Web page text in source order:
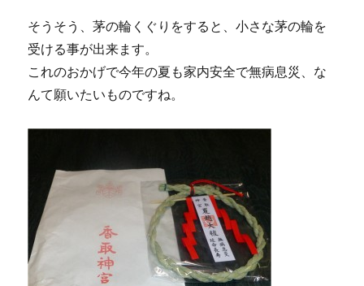
そうそう、茅の輪くぐりをすると、小さな茅の輪を
受ける事が出来ます。
これのおかげで今年の夏も家内安全で無病息災、な
んて願いたいものですね。